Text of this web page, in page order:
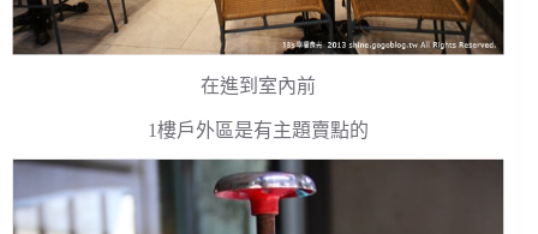
在進到室內前
1樓戶外區是有主題賣點的